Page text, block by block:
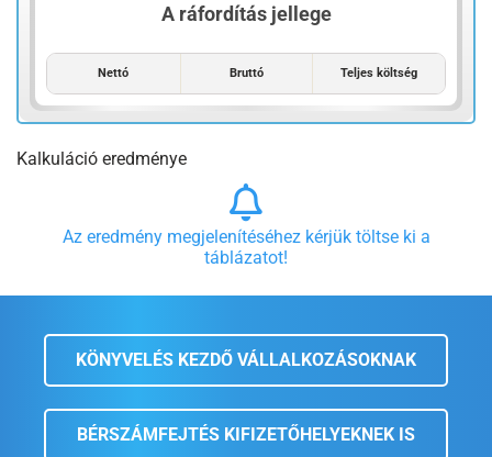
A ráfordítás jellege
Nettó Bruttó Teljes költség
Kalkuláció eredménye
Az eredmény megjelenítéséhez kérjük töltse ki a
táblázatot!
KÖNYVELÉS KEZDŐ VÁLLALKOZÁSOKNAK
BÉRSZÁMFEJTÉS KIFIZETŐHELYEKNEK IS